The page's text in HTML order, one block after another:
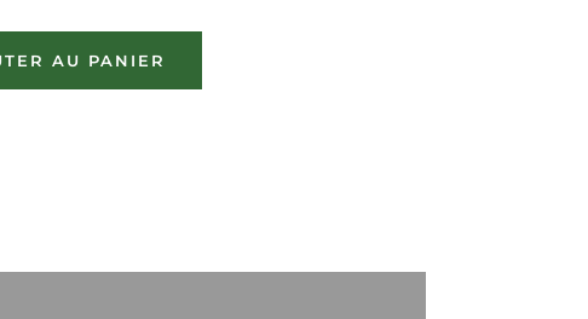
AU PANIER